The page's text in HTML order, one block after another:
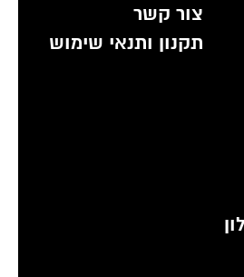
צור קשר
תקנון ותנאי שימוש